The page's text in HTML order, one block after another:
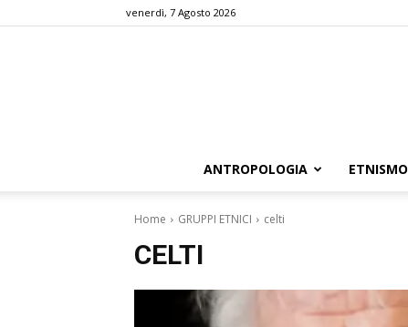
venerdì, 7 Agosto 2026
ANTROPOLOGIA ETNISMO
Home GRUPPI ETNICI celti
CELTI